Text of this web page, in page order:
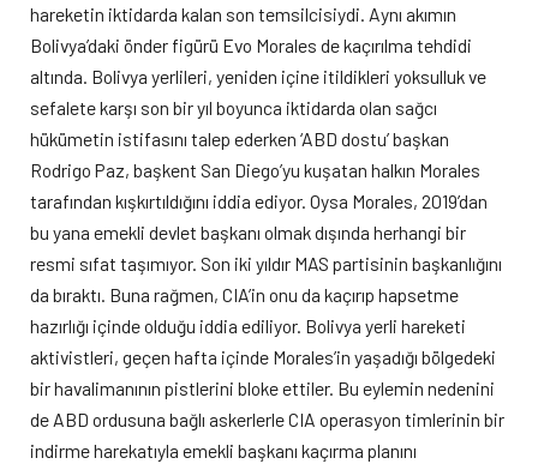
hareketin iktidarda kalan son temsilcisiydi. Aynı akımın
Bolivya’daki önder figürü Evo Morales de kaçırılma tehdidi
altında. Bolivya yerlileri, yeniden içine itildikleri yoksulluk ve
sefalete karşı son bir yıl boyunca iktidarda olan sağcı
hükümetin istifasını talep ederken ‘ABD dostu’ başkan
Rodrigo Paz, başkent San Diego’yu kuşatan halkın Morales
tarafından kışkırtıldığını iddia ediyor. Oysa Morales, 2019’dan
bu yana emekli devlet başkanı olmak dışında herhangi bir
resmi sıfat taşımıyor. Son iki yıldır MAS partisinin başkanlığını
da bıraktı. Buna rağmen, CIA’in onu da kaçırıp hapsetme
hazırlığı içinde olduğu iddia ediliyor. Bolivya yerli hareketi
aktivistleri, geçen hafta içinde Morales’in yaşadığı bölgedeki
bir havalimanının pistlerini bloke ettiler. Bu eylemin nedenini
de ABD ordusuna bağlı askerlerle CIA operasyon timlerinin bir
indirme harekatıyla emekli başkanı kaçırma planını